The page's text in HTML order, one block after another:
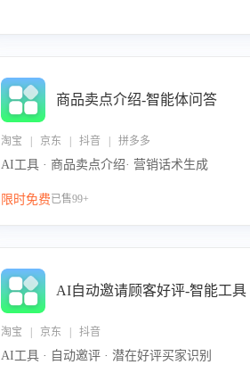
商品卖点介绍-智能体问答
淘宝 | 京东 | 抖音 | 拼多多
AI工具 · 商品卖点介绍· 营销话术生成
限时免费已售99+
AI自动邀请顾客好评-智能工具
淘宝 | 京东 | 抖音
AI工具 · 自动邀评 · 潜在好评买家识别